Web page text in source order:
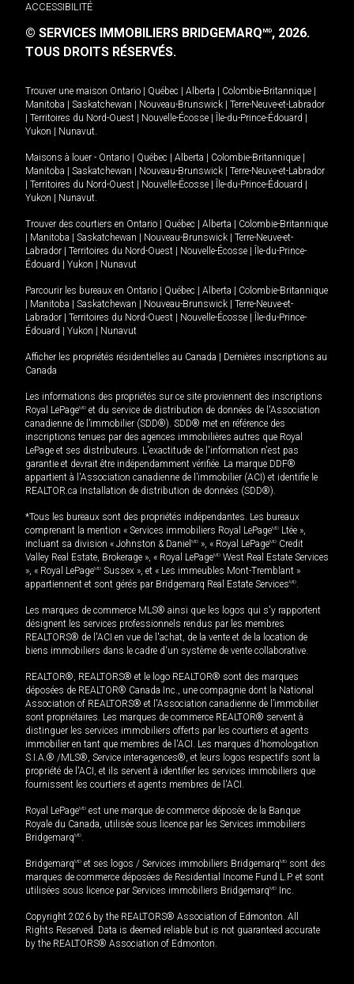
ACCESSIBILITÉ
© SERVICES IMMOBILIERS BRIDGEMARQMD, 2026.
TOUS DROITS RÉSERVÉS.
Trouver une maison Ontario Québec Alberta Colombie-Britannique
Manitoba
Saskatchewan Nouveau-Brunswick
Terre-Neuve-et-Labrador
Territoires du Nord-Ouest Nouvelle-Écosse Île-du-Prince-Édouard
Yukon
Nunavut.
Maisons à louer - Ontario Québec Alberta Colombie-Britannique
Manitoba
Saskatchewan Nouveau-Brunswick
Terre-Neuve-et-Labrador
Territoires du Nord-Ouest Nouvelle-Écosse Île-du-Prince-Édouard
Yukon
Nunavut.
Trouver des courtiers en Ontario Québec Alberta
Colombie-Britannique
Manitoba Saskatchewan Nouveau-Brunswick
Terre-Neuve-et-
Labrador
Territoires du Nord-Ouest Nouvelle-Écosse
Île-du-Prince-
Édouard
Yukon Nunavut
Parcourir les bureaux en Ontario Québec Alberta
Colombie-Britannique
Manitoba Saskatchewan Nouveau-Brunswick
Terre-Neuve-et-
Labrador
Territoires du Nord-Ouest Nouvelle-Écosse
Île-du-Prince-
Édouard
Yukon Nunavut
Afficher les propriétés résidentielles au Canada
Dernières inscriptions au
Canada
Les informations des propriétés sur ce site proviennent des inscriptions
Royal LePageMD et du service de distribution de données de l'Association
canadienne de l’immobilier (SDD®). SDD® met en référence des
inscriptions tenues par des agences immobilières autres que Royal
LePage et ses distributeurs. L'exactitude de l'information n'est pas
garantie et devrait être indépendamment vérifiée. La marque DDF®
appartient à l'Association canadienne de l’immobilier (ACI) et identifie le
REALTOR.ca Installation de distribution de données (SDD®).
*Tous les bureaux sont des propriétés indépendantes. Les bureaux
comprenant la mention « Services immobiliers Royal LePageMD Ltée »,
incluant sa division « Johnston & Daniel MD », « Royal LePageMD Credit
Valley Real Estate, Brokerage », « Royal LePageMD West Real Estate Services
», « Royal LePageMD Sussex », et « Les immeubles Mont-Tremblant »
appartiennent et sont gérés par Bridgemarq Real Estate ServicesMD.
Les marques de commerce MLS® ainsi que les logos qui s'y rapportent
désignent les services professionnels rendus par les membres
REALTORS® de l'ACI en vue de l'achat, de la vente et de la location de
biens immobiliers dans le cadre d'un système de vente collaborative.
REALTOR®, REALTORS® et le logo REALTOR® sont des marques
déposées de REALTOR® Canada Inc., une compagnie dont la National
Association of REALTORS® et l'Association canadienne de l’immobilier
sont propriétaires. Les marques de commerce REALTOR® servent à
distinguer les services immobiliers offerts par les courtiers et agents
immobilier en tant que membres de l'ACI. Les marques d'homologation
S.I.A.® /MLS®, Service inter-agences®, et leurs logos respectifs sont la
propriété de l'ACI, et ils servent à identifier les services immobiliers que
fournissent les courtiers et agents membres de l'ACI.
Royal LePageMD est une marque de commerce déposée de la Banque
Royale du Canada, utilisée sous licence par les Services immobiliers
BridgemarqMD.
BridgemarqMD et ses logos / Services immobiliers BridgemarqMD sont des
marques de commerce déposées de Residential Income Fund L.P. et sont
utilisées sous licence par Services immobiliers BridgemarqMD Inc.
Copyright 2026 by the REALTORS® Association of Edmonton. All
Rights Reserved. Data is deemed reliable but is not guaranteed accurate
by the REALTORS® Association of Edmonton.